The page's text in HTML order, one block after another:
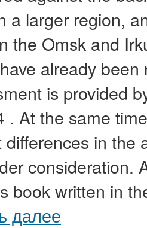
a larger region,
the Omsk and
already
is provided
. At the same
in the
consideration.
book written in
далее